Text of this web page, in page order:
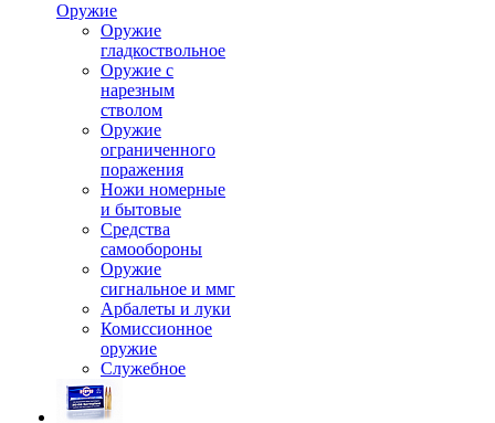
Оружие
Оружие
гладкоствольное
Оружие с
нарезным
стволом
Оружие
ограниченного
поражения
Ножи номерные
и бытовые
Средства
самообороны
Оружие
сигнальное и ммг
Арбалеты и луки
Комиссионное
оружие
Служебное